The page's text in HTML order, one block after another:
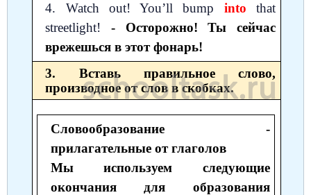
4. Watch out! You’ll bump into that
streetlight! - Осторожно! Ты сейчас
врежешься в этот фонарь!
3. Вставь правильное слово,
производное от слов в скобках.
Словообразование -
прилагательные от глаголов
Мы используем следующие
окончания для образования